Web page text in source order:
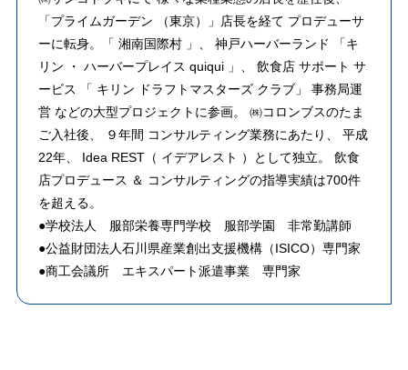
「プライムガーデン （東京）」店長を経て プロデューサ
ーに転身。「 湘南国際村 」、 神戸ハーバーランド 「キ
リン ・ ハーバープレイス quiqui 」、 飲食店 サポート サ
ービス 「 キリン ドラフトマスターズ クラブ」 事務局運
営 などの大型プロジェクトに参画。 ㈱コロンブスのたま
ご入社後、 ９年間 コンサルティング業務にあたり、 平成
22年、 Idea REST（ イデアレスト ）として独立。 飲食
店プロデュース ＆ コンサルティングの指導実績は700件
を超える。
●学校法人 服部栄養専門学校 服部学園 非常勤講師
●公益財団法人石川県産業創出支援機構（ISICO）専門家
●商工会議所 エキスパート派遣事業 専門家